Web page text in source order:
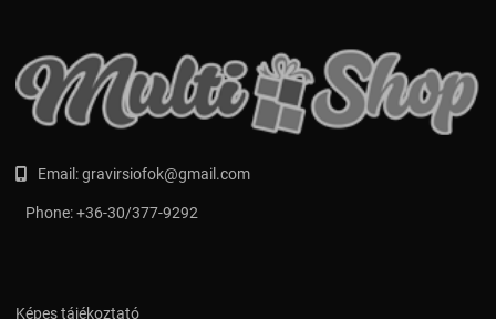
Email:gravirsiofok@gmail.com
Phone:+36-30/377-9292
Képes tájékoztató